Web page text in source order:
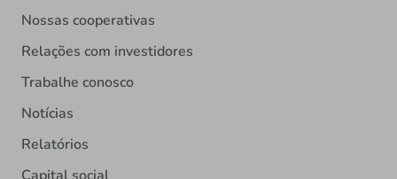
Nossas cooperativas
Relações com investidores
Trabalhe conosco
Notícias
Relatórios